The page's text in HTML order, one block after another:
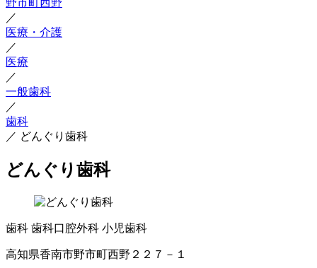
野市町西野
／
医療・介護
／
医療
／
一般歯科
／
歯科
／ どんぐり歯科
どんぐり歯科
歯科 歯科口腔外科 小児歯科
高知県香南市野市町西野２２７－１